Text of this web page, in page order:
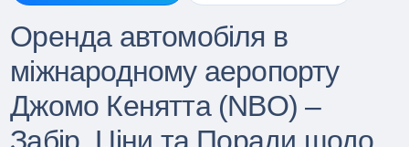
Оренда автомобіля в
міжнародному аеропорту
Джомо Кенятта (NBO) –
Забір, Ціни та Поради щодо